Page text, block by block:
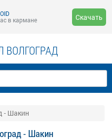
в кармане
Скачать
ВОЛГОГРАД
- Шакин
- Шакин